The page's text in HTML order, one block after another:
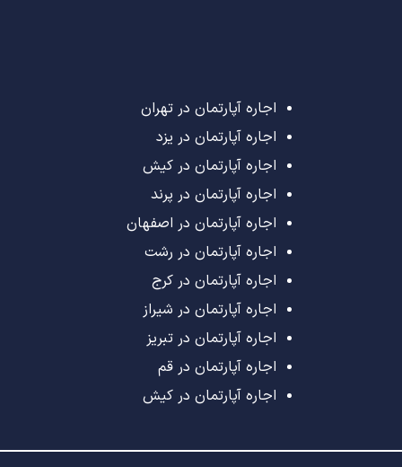
اجاره آپارتمان در تهران
اجاره آپارتمان در یزد
اجاره آپارتمان در کیش
اجاره آپارتمان در پرند
اجاره آپارتمان در اصفهان
اجاره آپارتمان در رشت
اجاره آپارتمان در کرج
اجاره آپارتمان در شیراز
اجاره آپارتمان در تبریز
اجاره آپارتمان در قم
اجاره آپارتمان در کیش